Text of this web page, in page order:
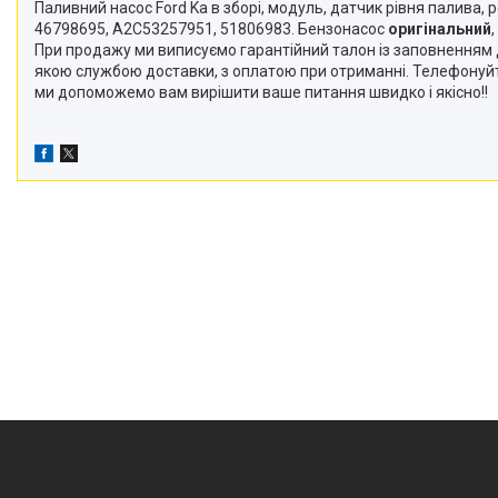
Паливний насос Ford Ka в зборі, модуль, датчик рівня
46798695, A2C53257951, 51806983. Бензонасос оригінальний
При продажу ми виписуємо гарантійний талон із
якою службою доставки, з оплатою при отриманні.
ми допоможемо вам вирішити ваше питання швидко і якісно!!